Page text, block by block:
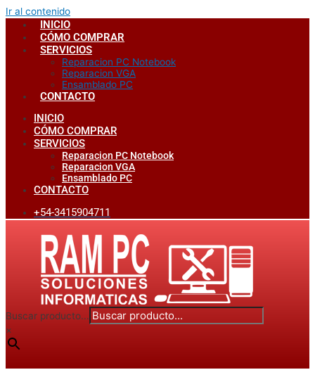
Ir al contenido
INICIO
CÓMO COMPRAR
SERVICIOS
Reparacion PC Notebook
Reparacion VGA
Ensamblado PC
CONTACTO
INICIO
CÓMO COMPRAR
SERVICIOS
Reparacion PC Notebook
Reparacion VGA
Ensamblado PC
CONTACTO
+54-3415904711
Buscar producto...
×